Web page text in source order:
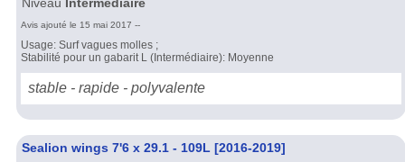
Avis ajouté le 15 mai 2017 --
Usage: Surf vagues molles ;
Stabilité pour un gabarit L (Intermédiaire): Moyenne
stable - rapide - polyvalente
Sealion wings 7'6 x 29.1 - 109L [2016-2019]